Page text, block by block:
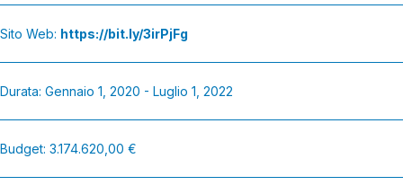
Sito Web: https://bit.ly/3irPjFg
Durata: Gennaio 1, 2020 - Luglio 1, 2022
Budget: 3.174.620,00 €